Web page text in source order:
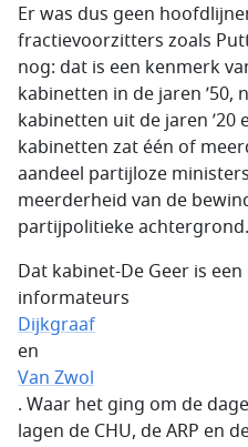
Er was dus geen
fractievoorzitters zoals
nog: dat is een kenmerk
kabinetten in de jaren
kabinetten uit de jaren ’20
kabinetten zat één of
aandeel partijloze
meerderheid van de
partijpolitieke achtergrond.
Dat kabinet-De Geer is
informateurs
Dijkgraaf
en
Van Zwol
. Waar het ging om de
lagen de CHU, de ARP en